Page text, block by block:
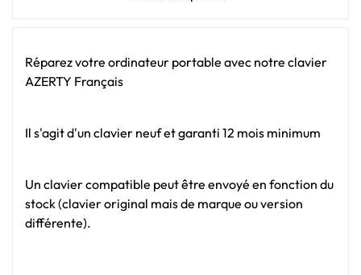
Réparez votre ordinateur portable avec notre clavier
AZERTY Français
Il s'agit d'un clavier neuf et garanti 12 mois minimum
Un clavier compatible peut être envoyé en fonction du
stock (clavier original mais de marque ou version
différente).